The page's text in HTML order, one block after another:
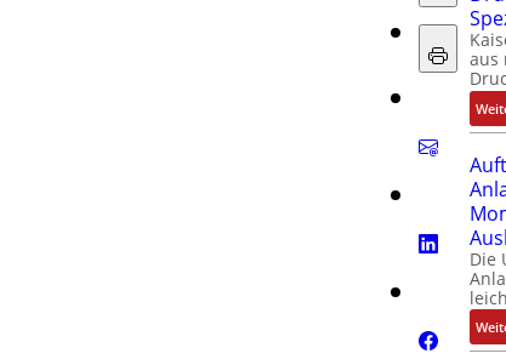
aus
Die